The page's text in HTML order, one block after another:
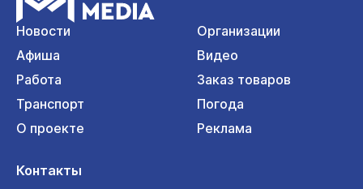
Новости
Организации
Афиша
Видео
Работа
Заказ товаров
Транспорт
Погода
О проекте
Реклама
Контакты